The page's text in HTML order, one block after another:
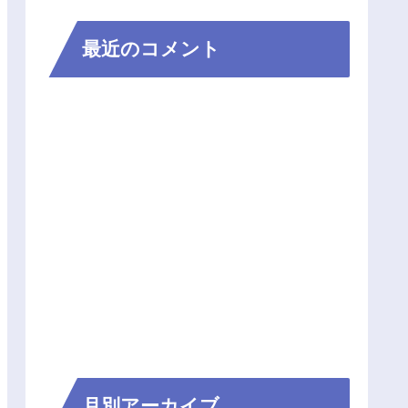
最近のコメント